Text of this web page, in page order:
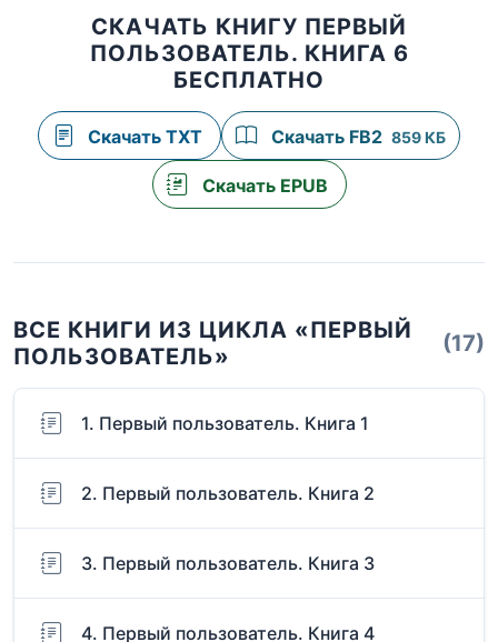
СКАЧАТЬ КНИГУ ПЕРВЫЙ
ПОЛЬЗОВАТЕЛЬ. КНИГА 6
БЕСПЛАТНО
Скачать TXT Скачать FB2 859 КБ
Скачать EPUB
ВСЕ КНИГИ ИЗ ЦИКЛА «ПЕРВЫЙ
ПОЛЬЗОВАТЕЛЬ»
(17)
1. Первый пользователь. Книга 1
2. Первый пользователь. Книга 2
3. Первый пользователь. Книга 3
4. Первый пользователь. Книга 4